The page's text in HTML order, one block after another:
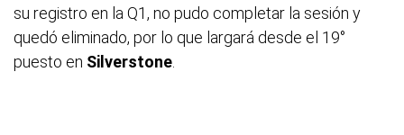
su registro en la Q1, no pudo completar la sesión y
quedó eliminado, por lo que largará desde el 19°
puesto en Silverstone.